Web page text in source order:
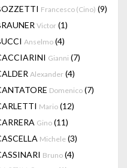
Francesco (Cino) (9)
Victor (1)
Anselmo (4)
Gianni (7)
Alexander (4)
Domenico (7)
Mario (12)
Gino (11)
Michele (3)
Bruno (4)